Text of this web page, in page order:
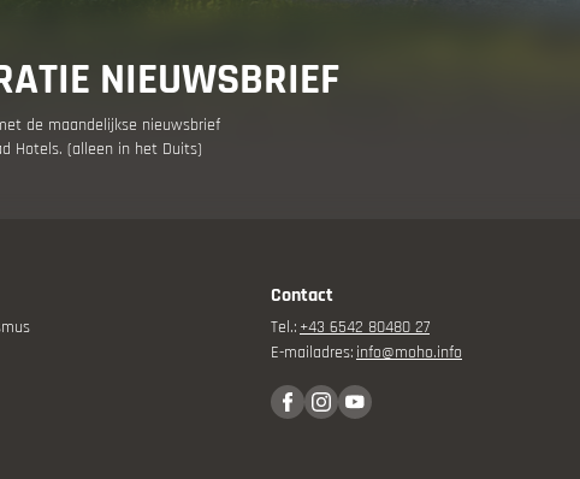
NIEUWSBRIEF
de maandelijkse nieuwsbrief
Hotels. (alleen in het Duits)
Contact
Tel.: +43 6542 80480 27
E-mailadres: info@moho.info